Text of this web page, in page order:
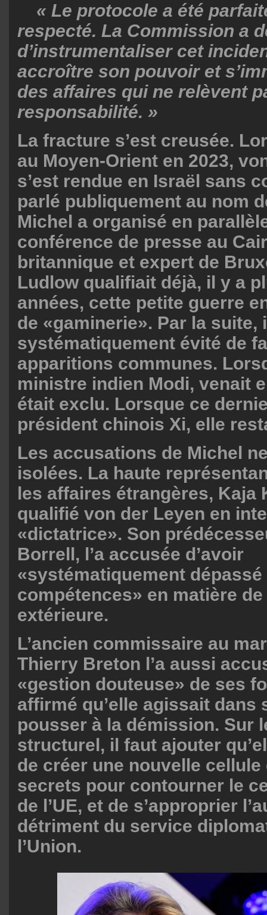
« Le protocole a été
respecté. La Commission a
d’instrumentaliser cet
accroître son pouvoir et
des affaires qui ne relèvent
responsabilité. »
La fracture s’est creusée.
au Moyen-Orient en 2023,
s’est rendue en Israël sans
parlé publiquement au nom
Michel a organisé en
conférence de presse au
britannique et expert de
Ludlow qualifiait déjà, il y a
années, cette petite guerre
de «gaminerie». Par la suite,
systématiquement évité de
apparitions communes.
ministre indien Modi, venait
était exclu. Lorsque ce
président chinois Xi, elle
Les accusations de Michel
isolées. La haute
les affaires étrangères, Kaja
qualifié von der Leyen en
«dictatrice». Son
Borrell, l’a accusée d’avoir
«systématiquement dépassé
compétences» en matière
extérieure.
L’ancien commissaire au
Thierry Breton l’a aussi
«gestion douteuse» de ses
affirmé qu’elle agissait dans
pousser à la démission. Sur
structurel, il faut ajouter
de créer une nouvelle
secrets pour contourner le
de l’UE, et de s’approprier
détriment du service
l’Union.